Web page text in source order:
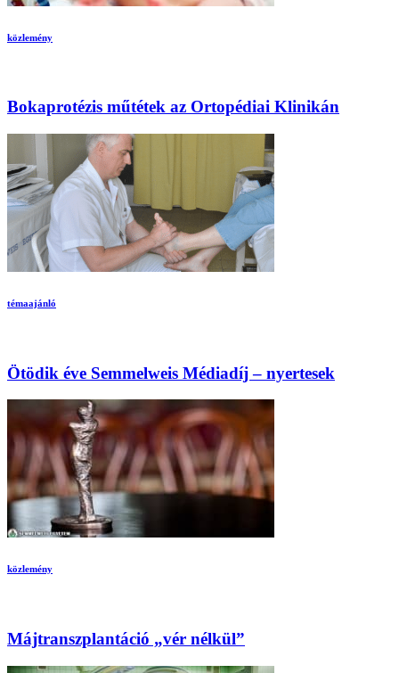
közlemény
Bokaprotézis műtétek az Ortopédiai Klinikán
témaajánló
Ötödik éve Semmelweis Médiadíj – nyertesek
közlemény
Májtranszplantáció „vér nélkül”